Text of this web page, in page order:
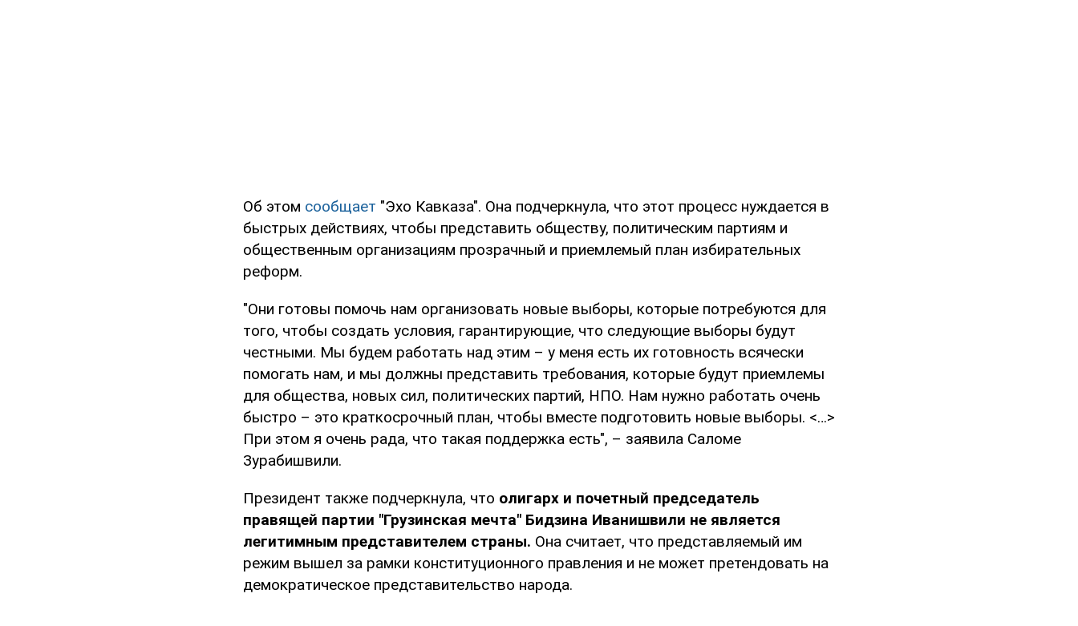
Об этом сообщает "Эхо Кавказа". Она подчеркнула, что этот процесс нуждается в
быстрых действиях, чтобы представить обществу, политическим партиям и
общественным организациям прозрачный и приемлемый план избирательных
реформ.
"Они готовы помочь нам организовать новые выборы, которые потребуются для
того, чтобы создать условия, гарантирующие, что следующие выборы будут
честными. Мы будем работать над этим – у меня есть их готовность всячески
помогать нам, и мы должны представить требования, которые будут приемлемы
для общества, новых сил, политических партий, НПО. Нам нужно работать очень
быстро – это краткосрочный план, чтобы вместе подготовить новые выборы. <…>
При этом я очень рада, что такая поддержка есть", – заявила Саломе
Зурабишвили.
Президент также подчеркнула, что олигарх и почетный председатель
правящей партии "Грузинская мечта" Бидзина Иванишвили не является
легитимным представителем страны. Она считает, что представляемый им
режим вышел за рамки конституционного правления и не может претендовать на
демократическое представительство народа.